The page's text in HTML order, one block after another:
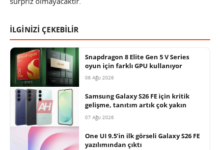
İLGİNİZİ ÇEKEBİLİR
Snapdragon 8 Elite Gen 5 V Series
oyun için farklı GPU kullanıyor
06 Ağu 2026
Samsung Galaxy S26 FE için kritik
gelişme, tanıtım artık çok yakın
07 Ağu 2026
One UI 9.5’in ilk görseli Galaxy S26 FE
yazılımından çıktı